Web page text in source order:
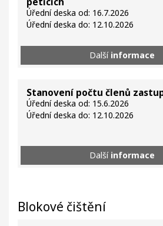
Úřední deska od: 16.7.2026
Úřední deska do: 12.10.2026
Další informace
Stanovení počtu členů
Úřední deska od: 15.6.2026
Úřední deska do: 12.10.2026
Další informace
Blokové čištění